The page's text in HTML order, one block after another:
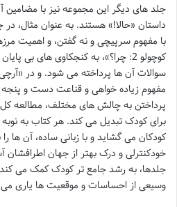
جلد های دیگر این مجموعه نیز با مضامین
با مفهوم سرپیچی و نه گفتن، و اهمیت
کوچولو 2: چرا؟»، به کنجکاوی های بی
مفهوم زیاده خواهی و قناعت دست و پنجه
پرداختن به چالش های مختلف، مطالعه
برای کودک تبدیل می کند. هر کتاب به نوبه
کودکان می گشاید و با زبانی ساده، آن ها
خودکنترلی و درک بهتر از جهان اطرافشان
جلدها، به رشد جامع تر کودک کمک می
وسیعی از احساسات و موقعیت ها یاری می